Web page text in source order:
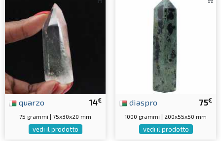
14€
quarzo
75 grammi | 75x30x20 mm
vedi il prodotto
75€
diaspro
1000 grammi | 200x55x50 mm
vedi il prodotto